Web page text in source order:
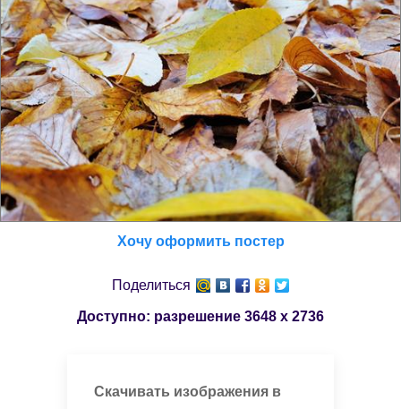
Хочу оформить постер
Поделиться
Доступно: разрешение 3648 x 2736
Скачивать изображения в